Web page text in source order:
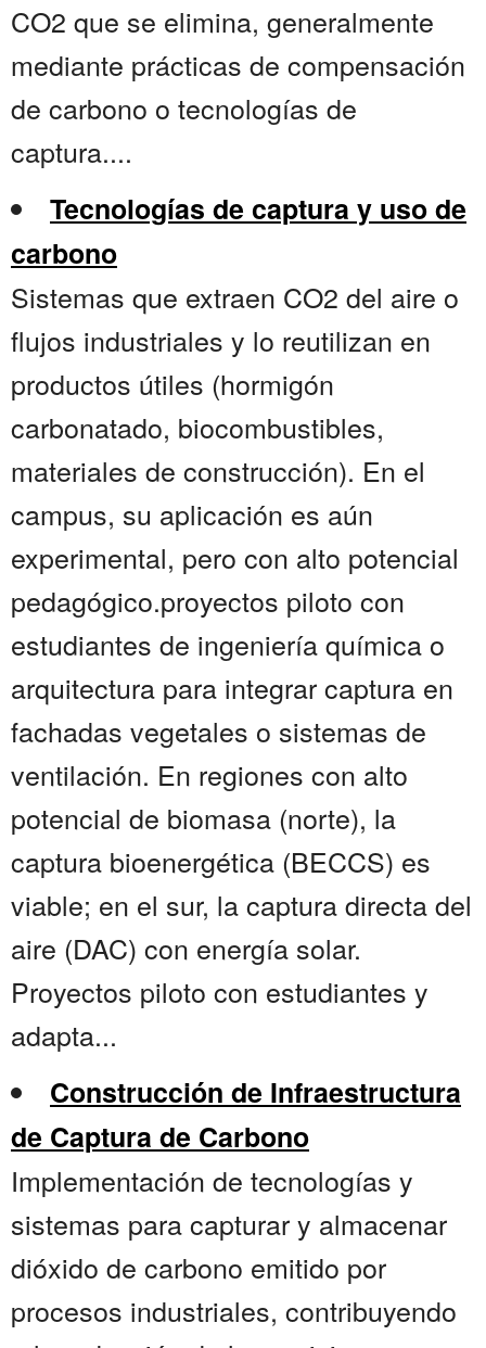
CO2 que se elimina, generalmente
mediante prácticas de compensación
de carbono o tecnologías de
captura....
Tecnologías de captura y uso de
carbono
Sistemas que extraen CO2 del aire o
flujos industriales y lo reutilizan en
productos útiles (hormigón
carbonatado, biocombustibles,
materiales de construcción). En el
campus, su aplicación es aún
experimental, pero con alto potencial
pedagógico.proyectos piloto con
estudiantes de ingeniería química o
arquitectura para integrar captura en
fachadas vegetales o sistemas de
ventilación. En regiones con alto
potencial de biomasa (norte), la
captura bioenergética (BECCS) es
viable; en el sur, la captura directa del
aire (DAC) con energía solar.
Proyectos piloto con estudiantes y
adapta...
Construcción de Infraestructura
de Captura de Carbono
Implementación de tecnologías y
sistemas para capturar y almacenar
dióxido de carbono emitido por
procesos industriales, contribuyendo